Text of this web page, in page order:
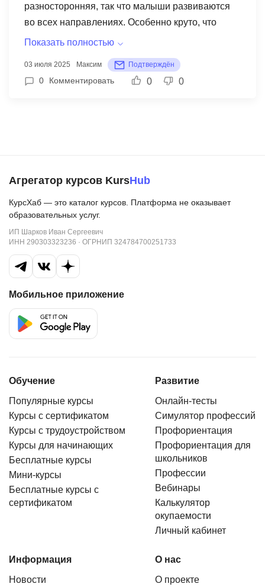
разносторонняя, так что малыши развиваются
во всех направлениях. Особенно круто, что
каждому ребенку уделяют внимание. Учителя
учиться там весело и полезно. Мы видим, как
наши дети растут и радуются новым знаниям.
Показать полностью
03 июля 2025 Максим Подтверждён
0 Комментировать 0 0
Агрегатор курсов KursHub
КурсХаб — это каталог курсов. Платформа не оказывает
образовательных услуг.
ИП Шарков Иван Сергеевич
ИНН 290303323236 · ОГРНИП 324784700251733
Мобильное приложение
Обучение
Популярные курсы
Курсы с сертификатом
Курсы с трудоустройством
Курсы для начинающих
Бесплатные курсы
Мини-курсы
Бесплатные курсы с
сертификатом
Развитие
Онлайн-тесты
Симулятор профессий
Профориентация
Профориентация для
школьников
Профессии
Вебинары
Калькулятор
окупаемости
Личный кабинет
Информация
Новости
О нас
О проекте